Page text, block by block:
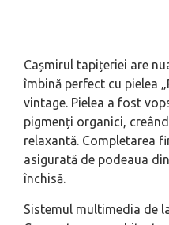
Cașmirul tapițeriei are
îmbină perfect cu pielea
vintage. Pielea a fost
pigmenți organici,
relaxantă. Completarea
asigurată de podeaua
închisă.
Sistemul multimedia de